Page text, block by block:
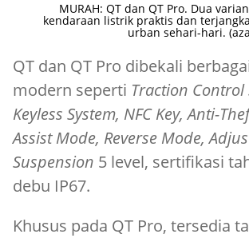
MURAH: QT dan QT Pro. Dua
kendaraan listrik praktis dan
urban sehari-hari.
QT dan QT Pro dibekali
modern seperti Traction Control
Keyless System, NFC Key, Anti-
Assist Mode, Reverse Mode,
Suspension 5 level, sertifikasi
debu IP67.
Khusus pada QT Pro, tersedia